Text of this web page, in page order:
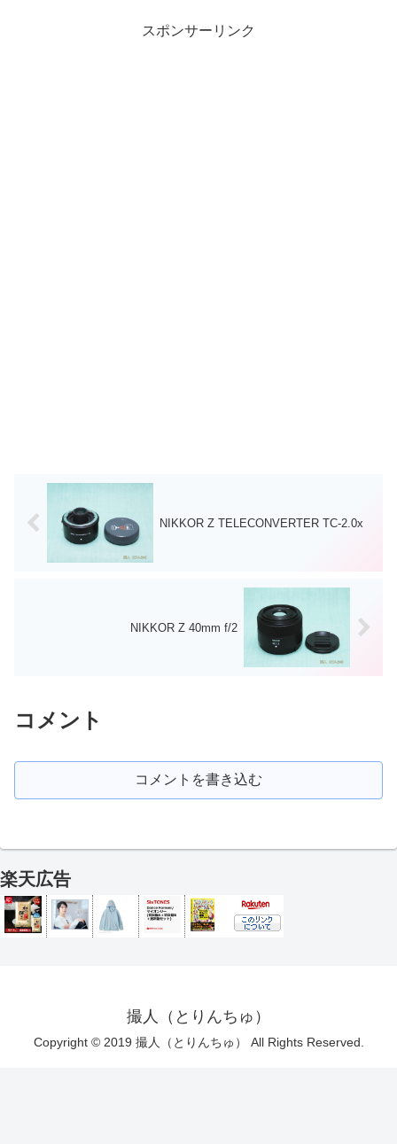
スポンサーリンク
NIKKOR Z TELECONVERTER TC-2.0x
NIKKOR Z 40mm f/2
コメント
コメントを書き込む
楽天広告
撮人（とりんちゅ）
Copyright © 2019 撮人（とりんちゅ） All Rights Reserved.